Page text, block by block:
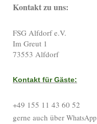
Kontakt zu uns:
FSG Alfdorf e.V.
Im Greut 1
73553 Alfdorf
Kontakt für Gäste:
+49 155 11 43 60 52
gerne auch über WhatsApp